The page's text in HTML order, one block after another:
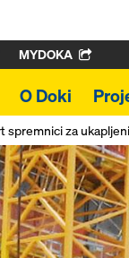
MYDOKA
O Doki
spremnici za